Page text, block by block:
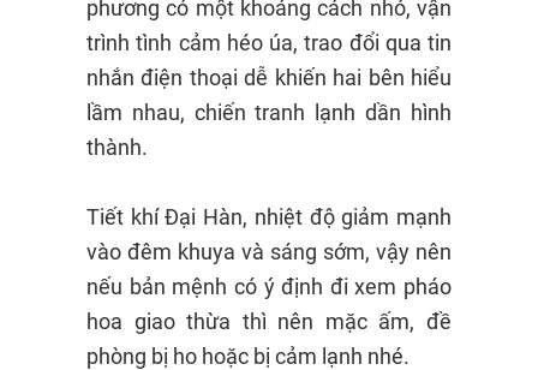
phương có một khoảng cách nhỏ, vận
trình tình cảm héo úa, trao đổi qua tin
nhắn điện thoại dễ khiến hai bên hiểu
lầm nhau, chiến tranh lạnh dần hình
thành.
Tiết khí Đại Hàn, nhiệt độ giảm mạnh
vào đêm khuya và sáng sớm, vậy nên
nếu bản mệnh có ý định đi xem pháo
hoa giao thừa thì nên mặc ấm, đề
phòng bị ho hoặc bị cảm lạnh nhé.